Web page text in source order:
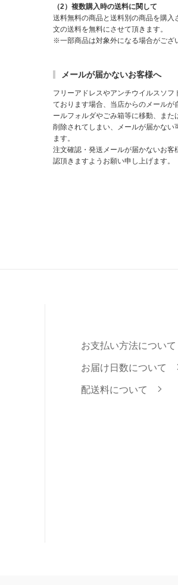
（2）複数購入時の送料に関して
送料無料の商品と送料別の商品を購入
文の送料を無料にさせて頂きます。
※一部商品は対象外になる場合がござ
メールが届かないお客様へ
フリーアドレスやアンチウイルスソフ
ております場合、当店からのメールが
ールフォルダやごみ箱等に移動、また
削除されてしまい、メールが届かない
ます。
注文確認・発送メールが届かないお客
認頂きますようお願い申し上げます。
お支払い方法について
お届け日数について
配送料について